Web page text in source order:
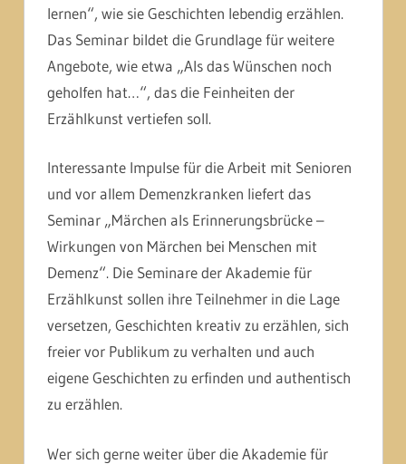
lernen“, wie sie Geschichten lebendig erzählen.
Das Seminar bildet die Grundlage für weitere
Angebote, wie etwa „Als das Wünschen noch
geholfen hat…“, das die Feinheiten der
Erzählkunst vertiefen soll.
Interessante Impulse für die Arbeit mit Senioren
und vor allem Demenzkranken liefert das
Seminar „Märchen als Erinnerungsbrücke –
Wirkungen von Märchen bei Menschen mit
Demenz“. Die Seminare der Akademie für
Erzählkunst sollen ihre Teilnehmer in die Lage
versetzen, Geschichten kreativ zu erzählen, sich
freier vor Publikum zu verhalten und auch
eigene Geschichten zu erfinden und authentisch
zu erzählen.
Wer sich gerne weiter über die Akademie für